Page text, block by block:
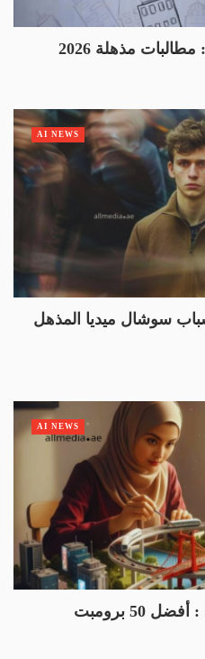
مذهلة 2026
سوشال ميديا المذهل
AI NEWS
برومبت
AI NEWS